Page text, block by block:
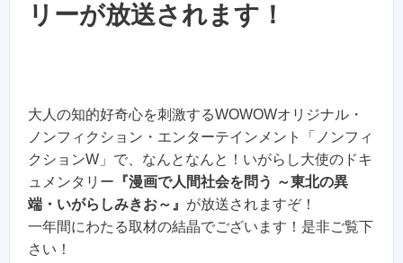
リーが放送されます！
大人の知的好奇心を刺激するWOWOWオリジナル・
ノンフィクション・エンターテインメント「ノンフィ
クションW」で、なんとなんと！いがらし大使のドキ
ュメンタリー 『漫画で人間社会を問う ～東北の異
端・いがらしみきお～』 が放送されますぞ！
一年間にわたる取材の結晶でございます！是非ご覧下
さい！